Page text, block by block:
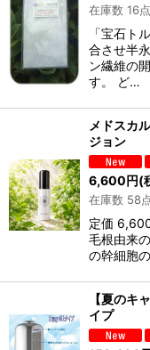
在庫数 16点
「宝石ト
合させ半
ン繊維の
す。 ど…
メドスカ
ジョン
6,600円(
在庫数 58
定価
毛根由来
の幹細胞
【夏のキ
イプ